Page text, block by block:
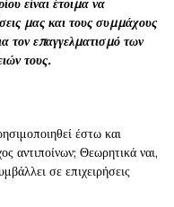
είναι έτοιμα να
μας και τους συμμάχους
τον επαγγελματισμό των
τους.
έστω και
αντιποίνων; Θεωρητικά ναι,
σε επιχειρήσεις